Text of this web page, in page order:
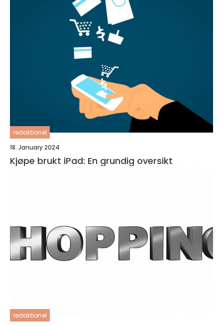
redaktionel
18. January 2024
Kjøpe brukt iPad: En grundig oversikt
redaktionel